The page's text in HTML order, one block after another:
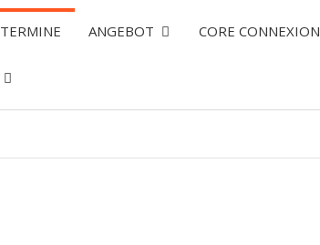
TERMINE ANGEBOT CORE CONNEXION